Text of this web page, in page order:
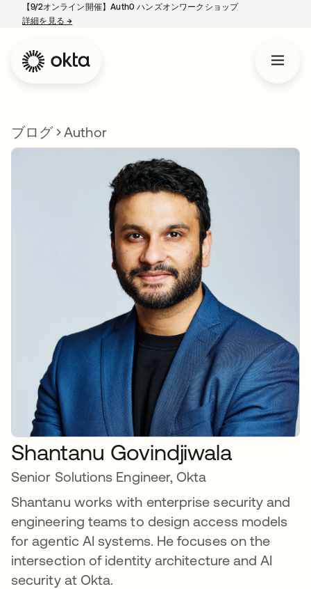
【9/2オンライン開催】Auth0 ハンズオンワークショップ
詳細を見る→
ブログ Author
Shantanu Govindjiwala
Senior Solutions Engineer, Okta
Shantanu works with enterprise security and
engineering teams to design access models
for agentic AI systems. He focuses on the
intersection of identity architecture and AI
security at Okta.